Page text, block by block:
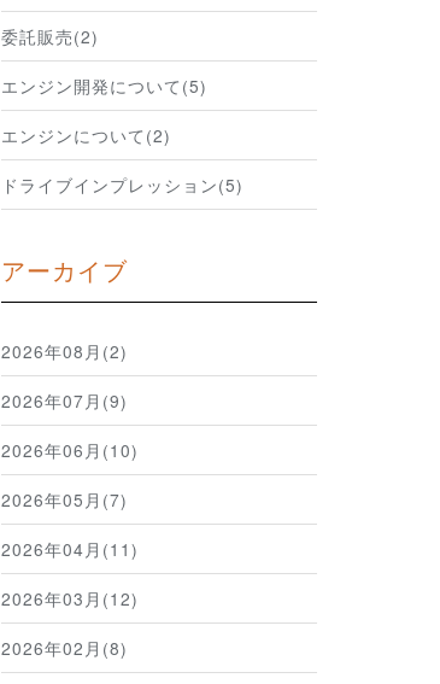
委託販売(2)
エンジン開発について(5)
エンジンについて(2)
ドライブインプレッション(5)
アーカイブ
2026年08月(2)
2026年07月(9)
2026年06月(10)
2026年05月(7)
2026年04月(11)
2026年03月(12)
2026年02月(8)